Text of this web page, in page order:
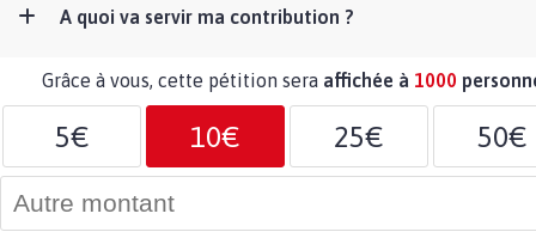
A quoi va servir ma contribution ?
Grâce à vous, cette pétition sera affichée à 1000
5€ 10€ 25€ 50€